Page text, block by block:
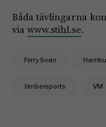
Båda tävlingarna
via www.stihl.se.
Ferry Svan
timbersports VM